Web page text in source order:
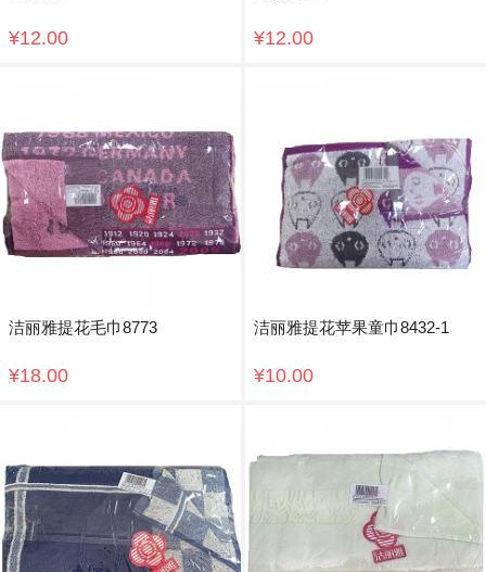
¥12.00 ¥12.00
洁丽雅提花毛巾8773
¥18.00
洁丽雅提花苹果童巾8432-1
¥10.00